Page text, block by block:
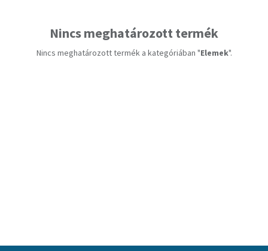
Nincs meghatározott termék
Nincs meghatározott termék a kategóriában "Elemek".